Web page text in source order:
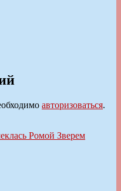
авторизоваться.
Ромой Зверем